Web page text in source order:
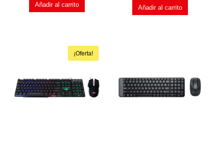
Añadir al carrito Añadir al carrito
¡Oferta!